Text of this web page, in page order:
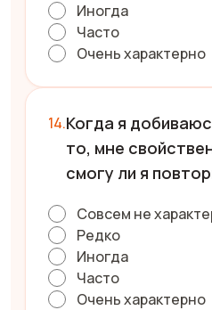
Иногда
Часто
Очень характерно
Когда я
то, мне
смогу ли я
Совсем не
Редко
Иногда
Часто
Очень характерно